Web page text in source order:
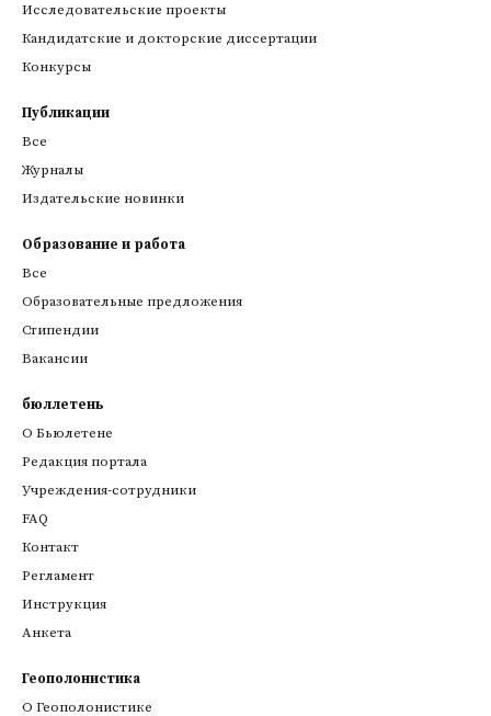
Исследовательские проекты
Кандидатские и докторские диссертации
Конкурсы
Публикации
Все
Журналы
Издательские новинки
Образование и работа
Все
Образовательные предложения
Стипендии
Вакансии
бюллетень
О Бьюлетене
Редакция портала
Учреждения-сотрудники
FAQ
Контакт
Регламент
Инструкция
Анкета
Геополонистика
О Геополонистике